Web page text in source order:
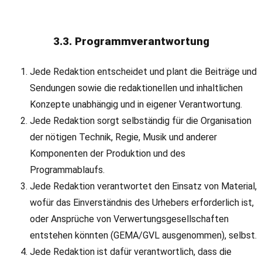
3.3. Programmverantwortung
Jede Redaktion entscheidet und plant die Beiträge und
Sendungen sowie die redaktionellen und inhaltlichen
Konzepte unabhängig und in eigener Verantwortung.
Jede Redaktion sorgt selbständig für die Organisation
der nötigen Technik, Regie, Musik und anderer
Komponenten der Produktion und des
Programmablaufs.
Jede Redaktion verantwortet den Einsatz von Material,
wofür das Einverständnis des Urhebers erforderlich ist,
oder Ansprüche von Verwertungsgesellschaften
entstehen könnten (GEMA/GVL ausgenommen), selbst.
Jede Redaktion ist dafür verantwortlich, dass die